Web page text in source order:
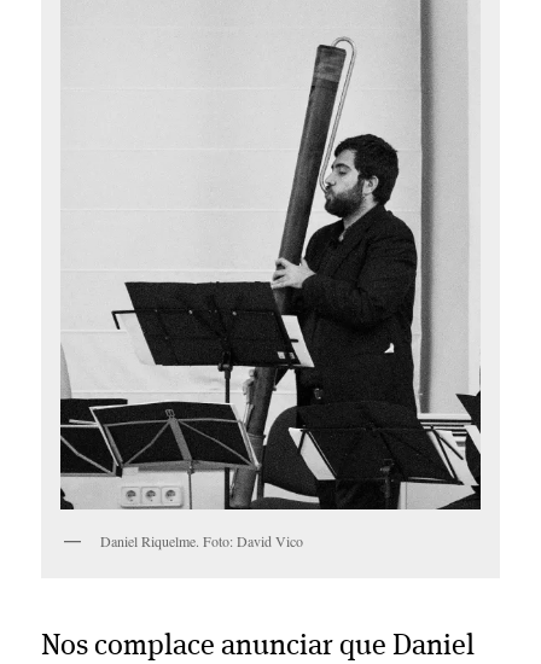
Daniel Riquelme. Foto: David Vico
Nos complace anunciar que Daniel